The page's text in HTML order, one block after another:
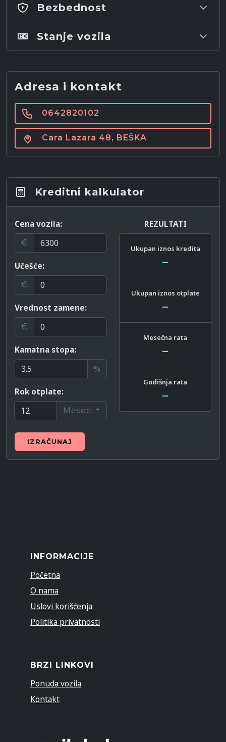
Bezbednost
Stanje vozila
Adresa i kontakt
0642820102
Cara Lazara 48, BEŠKA
Kreditni kalkulator
Cena vozila:
€
Učešće:
€
Vrednost zamene:
€
Kamatna stopa:
%
Rok otplate:
Meseci
IZRAČUNAJ
REZULTATI
Ukupan iznos kredita
–
Ukupan iznos otplate
–
Mesečna rata
–
Godišnja rata
–
INFORMACIJE
Početna
O nama
Uslovi korišćenja
Politika privatnosti
BRZI LINKOVI
Ponuda vozila
Kontakt